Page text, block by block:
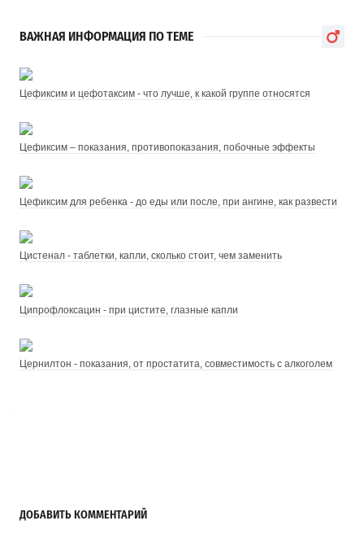
ВАЖНАЯ ИНФОРМАЦИЯ ПО ТЕМЕ
Цефиксим и цефотаксим - что лучше, к какой группе относятся
Цефиксим – показания, противопоказания, побочные эффекты
Цефиксим для ребенка - до еды или после, при ангине, как развести
Цистенал - таблетки, капли, сколько стоит, чем заменить
Ципрофлоксацин - при цистите, глазные капли
Цернилтон - показания, от простатита, совместимость с алкоголем
ДОБАВИТЬ КОММЕНТАРИЙ